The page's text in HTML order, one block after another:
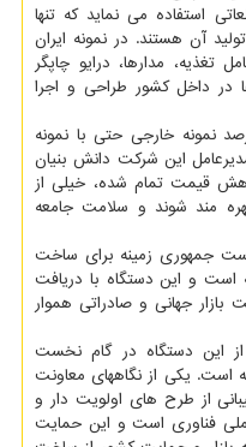
استفاده می نماید که تنها
آن هستند. در نمونه ایران
تغذیه، مدارها، درایو چاپگر
در داخل کشور طراحی و اجرا
تمام شده این دستگاه با ۵۰درصد نمونه خارجی حتی با نمونه
این شرکت دانش بنیان
قیمت تمام شده، خیلی از
بهره مند شوند و سلامت جامعه
جمهوری زمینه برای ساخت
و این دستگاه با دریافت
بازار جهانی و صادراتی هموار
برای تولید ۱۰۰ نمونه از این دستگاه در گام نخست
است. یکی از نگاههای معاونت
از طرح های اولویت دار و
ملی فناوری است و این حمایت